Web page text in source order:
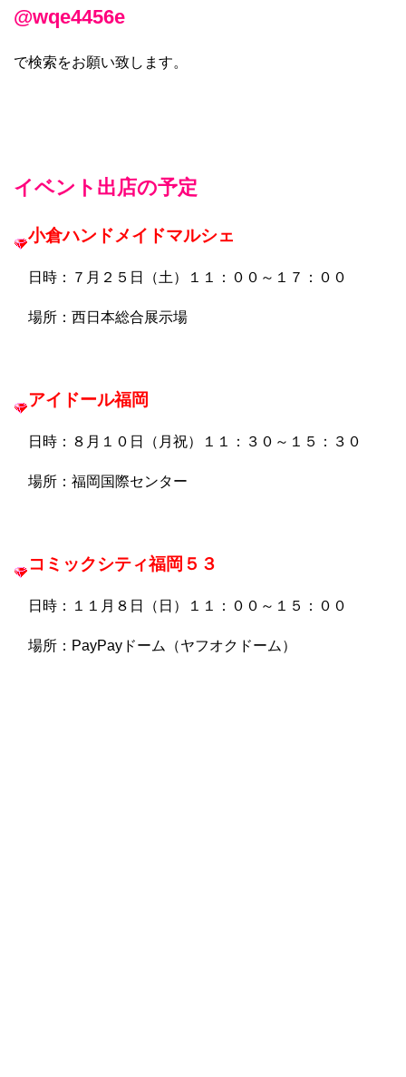
@wqe4456e
で検索をお願い致します。
イベント出店の予定
小倉ハンドメイドマルシェ
日時：７月２５日（土）１１：００～１７：００
場所：西日本総合展示場
アイドール福岡
日時：８月１０日（月祝）１１：３０～１５：３０
場所：福岡国際センター
コミックシティ福岡５３
日時：１１月８日（日）１１：００～１５：００
場所：PayPayドーム（ヤフオクドーム）